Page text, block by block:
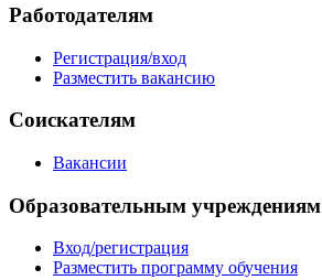
Работодателям
Регистрация/вход
Разместить вакансию
Соискателям
Вакансии
Образовательным учреждениям
Вход/регистрация
Разместить программу обучения